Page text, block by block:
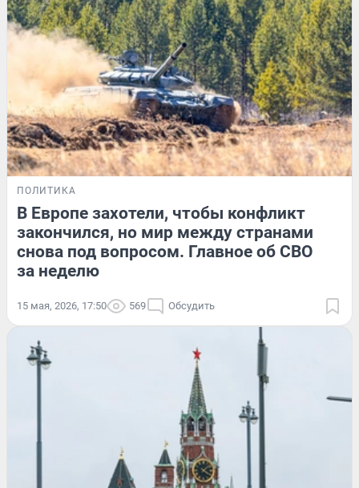
ПОЛИТИКА
В Европе захотели, чтобы конфликт
закончился, но мир между странами
снова под вопросом. Главное об СВО
за неделю
15 мая, 2026, 17:50 569 Обсудить